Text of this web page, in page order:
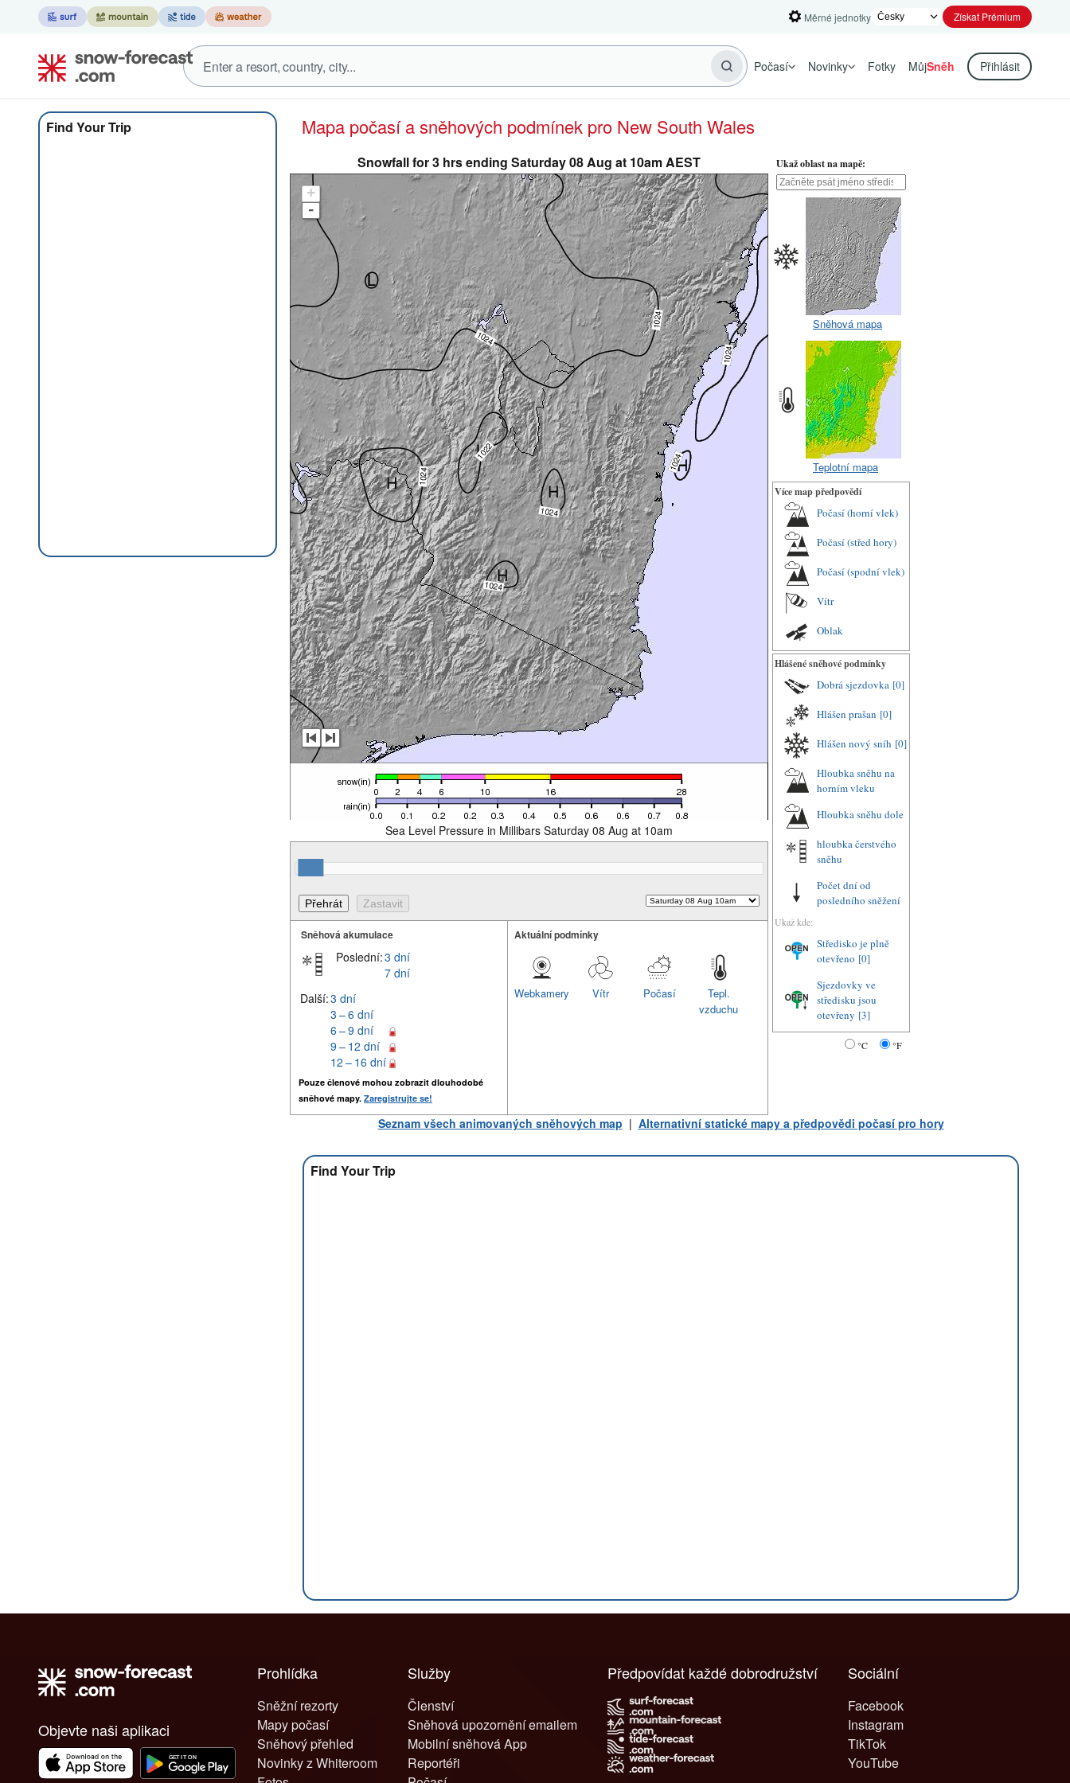
Měrné jednotky Získat Prémium
Počasí Novinky Fotky MůjSněh Přihlásit
Find Your Trip Mapa počasí a sněhových podmínek pro New South Wales
Snowfall for 3 hrs ending Saturday 08 Aug at 10am AEST
+
-
Sea Level Pressure in Millibars Saturday 08 Aug at 10am
Sněhová akumulace
Poslední:3 dní
7 dní
Další:3 dní
3 – 6 dní
6 – 9 dní
9 – 12 dní
12 – 16 dní
Pouze členové mohou zobrazit dlouhodobé
sněhové mapy. Zaregistrujte se!
Aktuální podmínky
Tepl.
vzduchu
Počasí
Vítr
Webkamery
Ukaž oblast na mapě:
Sněhová mapa
Teplotní mapa
Více map předpovědí
Počasí (horní vlek)
Počasí (střed hory)
Počasí (spodní vlek)
Vítr
Oblak
Hlášené sněhové podmínky
Dobrá sjezdovka [0]
Hlášen prašan [0]
Hlášen nový sníh [0]
Hloubka sněhu na
horním vleku
Hloubka sněhu dole
hloubka čerstvého
sněhu
Počet dní od
posledního sněžení
Ukaž kde:
Středisko je plně
otevřeno [0]
Sjezdovky ve
středisku jsou
otevřeny [3]
°C °F
Seznam všech animovaných sněhových map | Alternativní statické mapy a předpovědi počasí pro hory
Find Your Trip
Objevte naši aplikaci
Prohlídka
Sněžní rezorty
Mapy počasí
Sněhový přehled
Novinky z Whiteroom
Služby
Členství
Sněhová upozornění emailem
Mobilní sněhová App
Reportéři
Sociální
Facebook
Instagram
TikTok
YouTube
Předpovídat každé dobrodružství